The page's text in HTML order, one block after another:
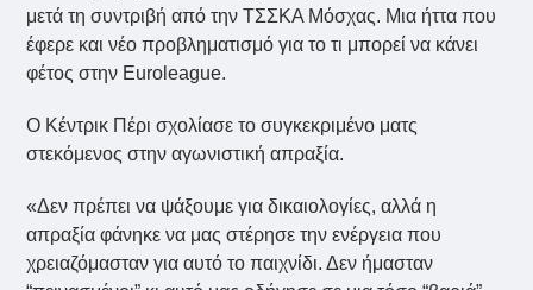
μετά τη συντριβή από την ΤΣΣΚΑ Μόσχας. Μια ήττα που
έφερε και νέο προβληματισμό για το τι μπορεί να κάνει
φέτος στην Euroleague.
Ο Κέντρικ Πέρι σχολίασε το συγκεκριμένο ματς
στεκόμενος στην αγωνιστική απραξία.
«Δεν πρέπει να ψάξουμε για δικαιολογίες, αλλά η
απραξία φάνηκε να μας στέρησε την ενέργεια που
χρειαζόμασταν για αυτό το παιχνίδι. Δεν ήμασταν